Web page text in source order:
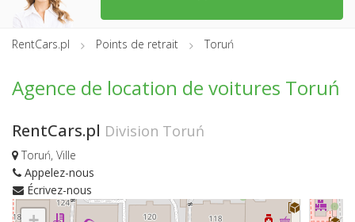
RentCars.pl Points de retrait Toruń
Agence de location de voitures Toruń
RentCars.pl Division Toruń
Toruń, Ville
Appelez-nous
Écrivez-nous